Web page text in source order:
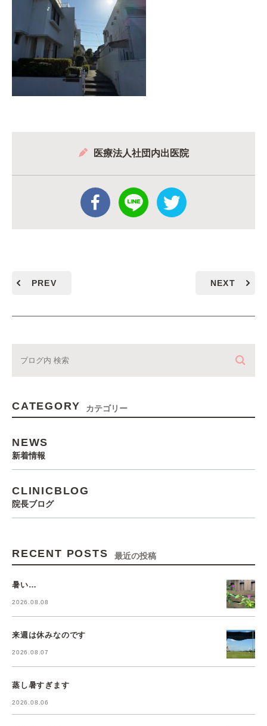
医療法人社団内出医院
PREV NEXT
CATEGORY カテゴリー
NEWS
新着情報
CLINICBLOG
院長ブログ
RECENT POSTS 最近の投稿
暑い…
2026.08.08
来週は休みなのです
2026.08.07
蒸し暑すぎます
2026.08.06